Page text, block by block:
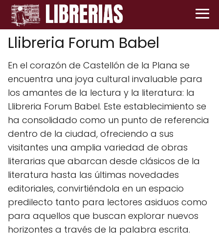
Llibreria Forum Babel
En el corazón de Castellón de la Plana se
encuentra una joya cultural invaluable para
los amantes de la lectura y la literatura: la
Llibreria Forum Babel. Este establecimiento se
ha consolidado como un punto de referencia
dentro de la ciudad, ofreciendo a sus
visitantes una amplia variedad de obras
literarias que abarcan desde clásicos de la
literatura hasta las últimas novedades
editoriales, convirtiéndola en un espacio
predilecto tanto para lectores asiduos como
para aquellos que buscan explorar nuevos
horizontes a través de la palabra escrita.